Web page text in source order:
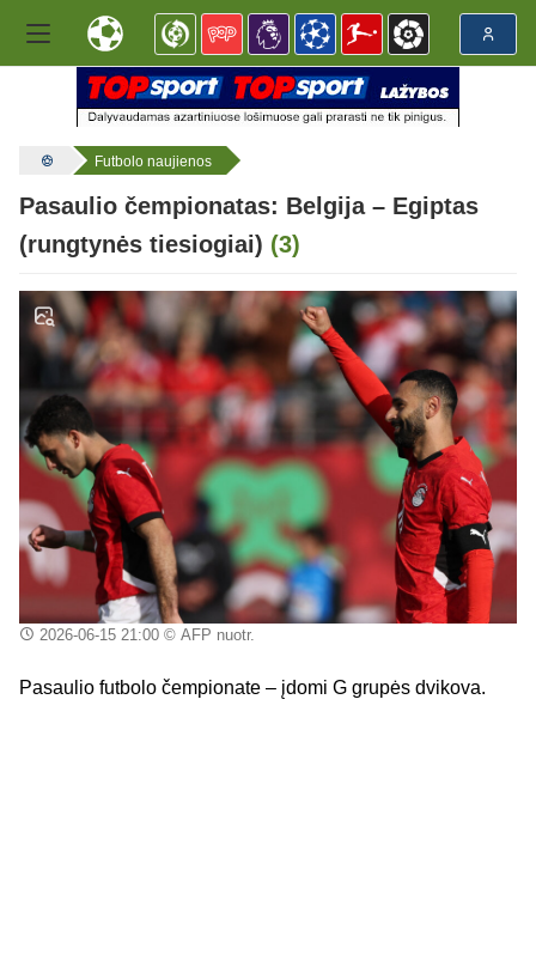
Futbolo naujienos
Pasaulio čempionatas: Belgija – Egiptas
(rungtynės tiesiogiai) (3)
2026-06-15 21:00© AFP nuotr.
Pasaulio futbolo čempionate – įdomi G grupės dvikova.